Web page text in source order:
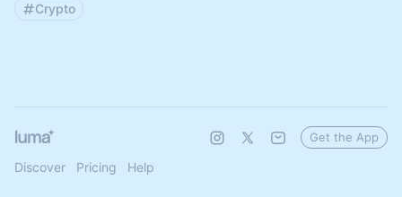
Crypto
Discover Pricing Help
Get the App